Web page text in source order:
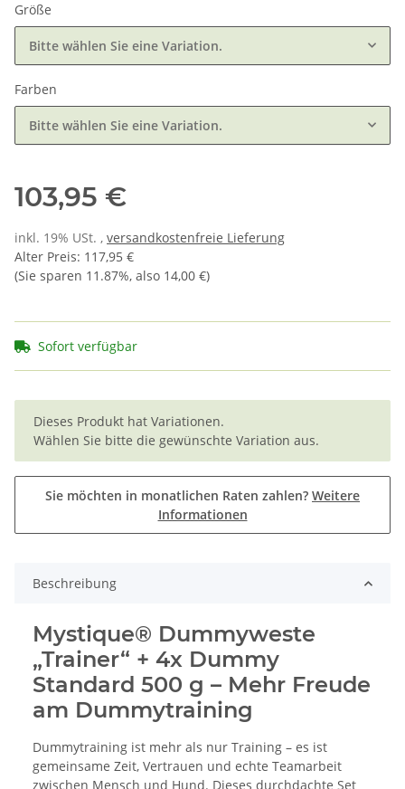
Größe
Bitte wählen Sie eine Variation.
Farben
Bitte wählen Sie eine Variation.
103,95 €
inkl. 19% USt. , versandkostenfreie Lieferung
Alter Preis: 117,95 €
(Sie sparen 11.87%, also 14,00 €)
Sofort verfügbar
x
Dieses Produkt hat Variationen.
Wählen Sie bitte die gewünschte Variation aus.
Sie möchten in monatlichen Raten zahlen? Weitere
Informationen
Beschreibung
Mystique® Dummyweste
„Trainer“ + 4x Dummy
Standard 500 g – Mehr Freude
am Dummytraining
Dummytraining ist mehr als nur Training – es ist
gemeinsame Zeit, Vertrauen und echte Teamarbeit
zwischen Mensch und Hund. Dieses durchdachte Set